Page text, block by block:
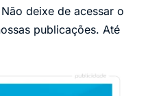
deixe de acessar o
publicações. Até